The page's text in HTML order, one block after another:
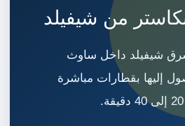
من شيفيلد
شيفيلد داخل ساوث
إليها بقطارات مباشرة